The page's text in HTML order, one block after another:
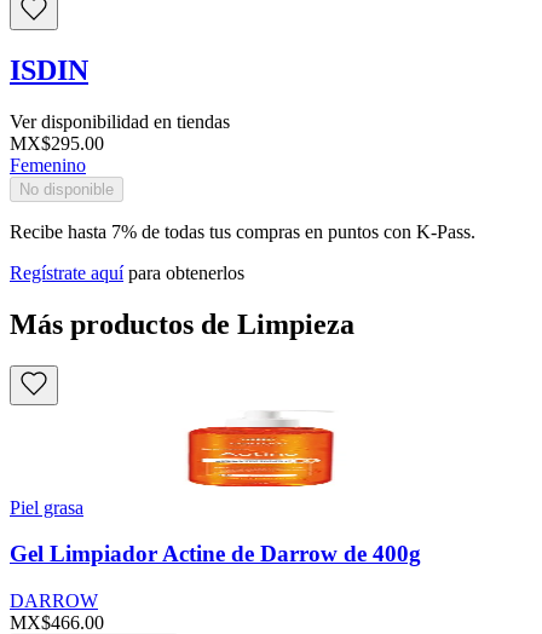
ISDIN
Ver disponibilidad en tiendas
MX$295.00
Femenino
No disponible
Recibe hasta 7% de todas tus compras en puntos con K-Pass.
Regístrate aquí para obtenerlos
Más productos de Limpieza
Piel grasa
Gel Limpiador Actine de Darrow de 400g
DARROW
MX$466.00